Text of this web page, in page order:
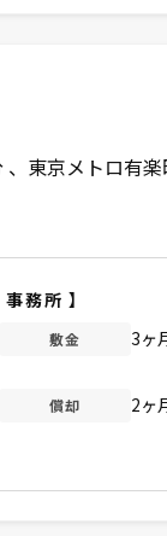
東京メトロ有
事務所 】
敷金 3ヶ
償却 2ヶ